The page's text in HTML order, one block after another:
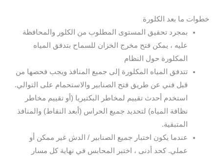
خطوات ما بعد الكلورة
بمجرد تحقيق المستوى المطلوب من الكلور والمحافظة
عليه ، يمكن فتح مخرج الخزان للسماح بتدفق المياه
المكلورة حول النظام
تتدفق المياه المكلورة إلى جميع المنافذ ويجب فحصها من
قبل فني عن طريق فتح الصنابير والاستحمام على التوالي.
استخدم أحدث تقييم لمخاطر البكتيريا (أو تقييم مخاطر
نظافة المياه) لتحديد جميع الحراس (أبعد النقاط) والمنافذ
المتبقية.
عندما يكون اختبار جميع الصنابير / الدش غير ممكن أو
عملي. كحد أدنى ، اختبر المحابس في نهاية كل مسار